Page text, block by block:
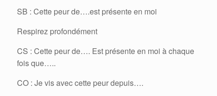
SB : Cette peur de….est présente en moi
Respirez profondément
CS : Cette peur de…. Est présente en moi à chaque
fois que…..
CO : Je vis avec cette peur depuis….